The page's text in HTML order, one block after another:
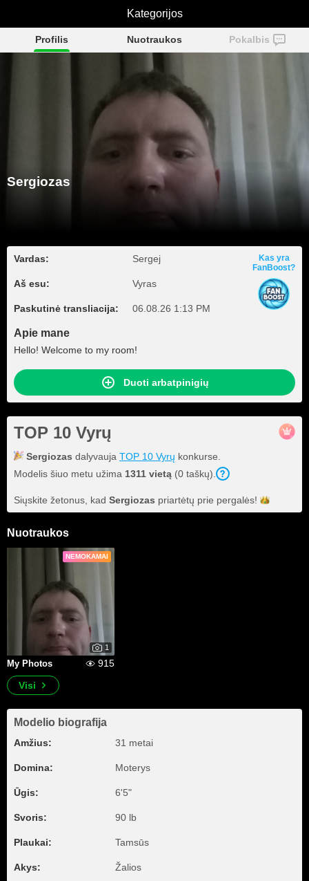
Sergiozas
Profilis Nuotraukos Pokalbis
Sergiozas
Vardas: Sergej
Aš esu: Vyras
Paskutinė transliacija: 06.08.26 1:13 PM
Kas yra
FanBoost?
Apie mane
Hello! Welcome to my room!
Duoti arbatpinigių
TOP 10 Vyrų
Sergiozas dalyvauja TOP 10 Vyrų konkurse.
Modelis šiuo metu užima 1311 vietą (0 taškų).
Siųskite žetonus, kad Sergiozas priartėtų prie pergalės!
Nuotraukos
NEMOKAMAI
1
My Photos
915
Visi
Modelio biografija
Amžius: 31 metai
Domina: Moterys
Ūgis: 6'5"
Svoris: 90 lb
Plaukai: Tamsūs
Akys: Žalios
Kategorijos